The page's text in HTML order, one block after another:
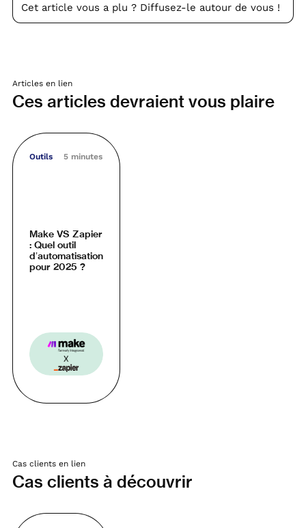
Cet article vous a plu ? Diffusez-le autour de vous !
Articles en lien
Ces articles devraient vous plaire
Outils 5 minutes
Make VS Zapier
: Quel outil
d’automatisation
pour 2025 ?
Cas clients en lien
Cas clients à découvrir